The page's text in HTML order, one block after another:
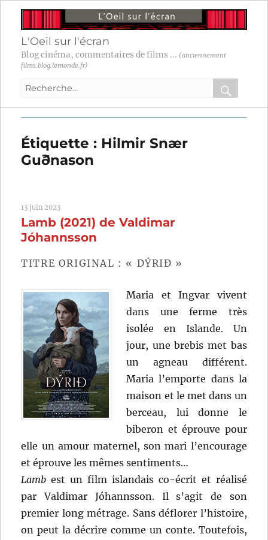
L'Oeil sur l'écran
Blog cinéma, commentaires de films ... (anciennement
films.blog.lemonde.fr)
Recherche
:
OK
Étiquette : Hilmir Snær
Guðnason
13 juin 2023
Lamb (2021) de Valdimar
Jóhannsson
TITRE ORIGINAL : « DÝRIÐ »
Maria et Ingvar vivent
dans une ferme très
isolée en Islande. Un
jour, une brebis met bas
un agneau différent.
Maria l’emporte dans la
maison et le met dans un
berceau, lui donne le
biberon et éprouve pour
elle un amour maternel, son mari l’encourage
et éprouve les mêmes sentiments…
Lamb est un film islandais co-écrit et réalisé
par Valdimar Jóhannsson. Il s’agit de son
premier long métrage. Sans déflorer l’histoire,
on peut la décrire comme un conte. Toutefois,